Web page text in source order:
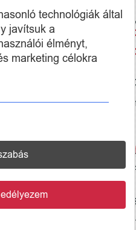
visszaépíti a bőr
nem trend,
technológiák által
javítsuk a
élményt,
marketing célokra